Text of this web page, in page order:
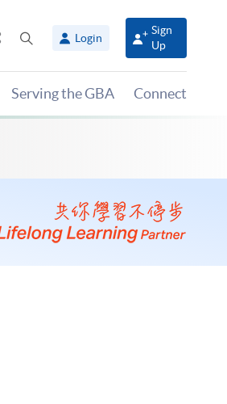
Share
panel
Login
Sign
Up
Serving the GBA Connect